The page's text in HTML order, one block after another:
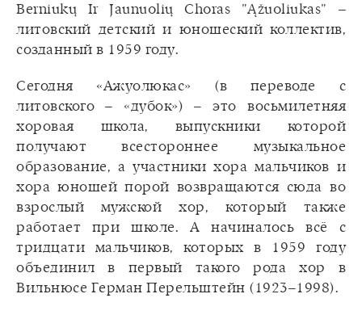
Berniukų Ir Jaunuolių Choras "Ąžuoliukas" –
литовский детский и юношеский коллектив,
созданный в 1959 году.
Сегодня «Ажуолюкас» (в переводе с
литовского – «дубок») – это восьмилетняя
хоровая школа, выпускники которой
получают всестороннее музыкальное
образование, а участники хора мальчиков и
хора юношей порой возвращаются сюда во
взрослый мужской хор, который также
работает при школе. А начиналось всё с
тридцати мальчиков, которых в 1959 году
объединил в первый такого рода хор в
Вильнюсе Герман Перельштейн (1923–1998).